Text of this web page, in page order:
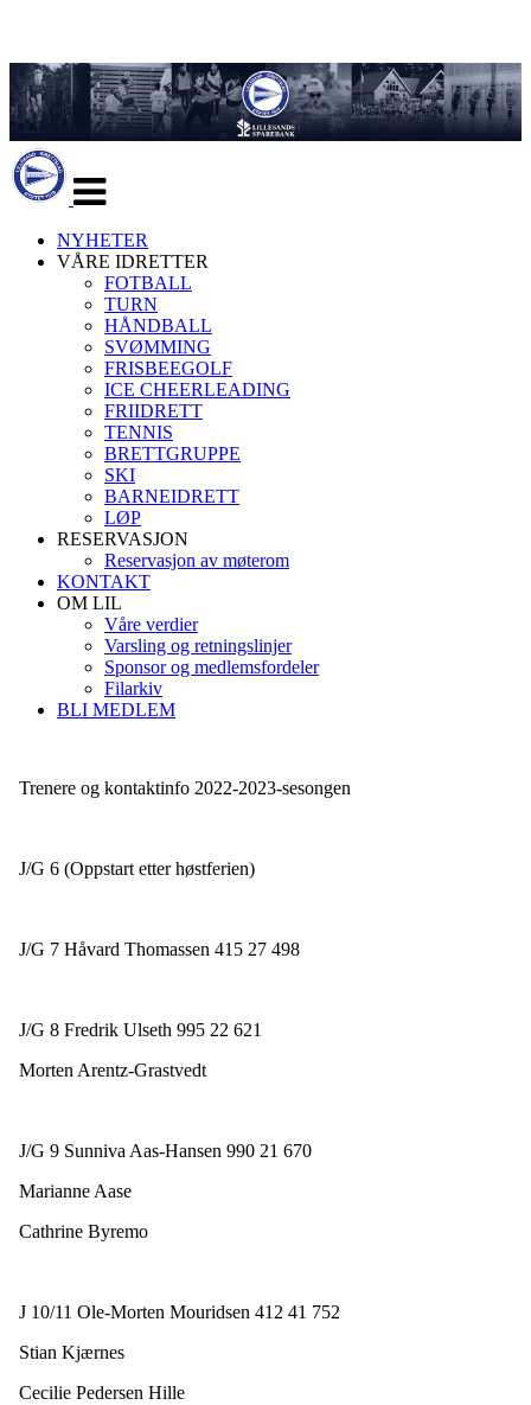
navigasjon
NYHETER
VÅRE IDRETTER
FOTBALL
TURN
HÅNDBALL
SVØMMING
FRISBEEGOLF
ICE CHEERLEADING
FRIIDRETT
TENNIS
BRETTGRUPPE
SKI
BARNEIDRETT
LØP
RESERVASJON
Reservasjon av møterom
KONTAKT
OM LIL
Våre verdier
Varsling og retningslinjer
Sponsor og medlemsfordeler
Filarkiv
BLI MEDLEM
Trenere og kontaktinfo 2022-2023-sesongen
J/G 6 (Oppstart etter høstferien)
J/G 7 Håvard Thomassen 415 27 498
J/G 8 Fredrik Ulseth 995 22 621
Morten Arentz-Grastvedt
J/G 9 Sunniva Aas-Hansen 990 21 670
Marianne Aase
Cathrine Byremo
J 10/11 Ole-Morten Mouridsen 412 41 752
Stian Kjærnes
Cecilie Pedersen Hille